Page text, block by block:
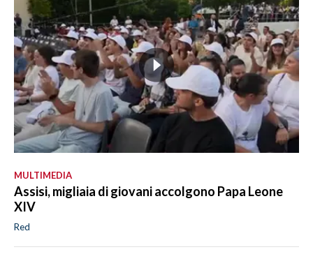
MULTIMEDIA
Assisi, migliaia di giovani accolgono Papa Leone
XIV
Red